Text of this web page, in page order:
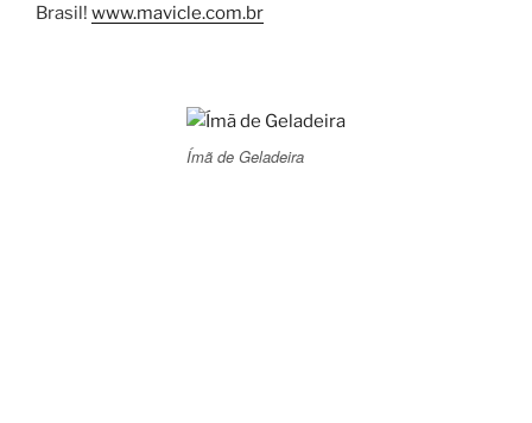
Brasil! www.mavicle.com.br
Ímã de Geladeira